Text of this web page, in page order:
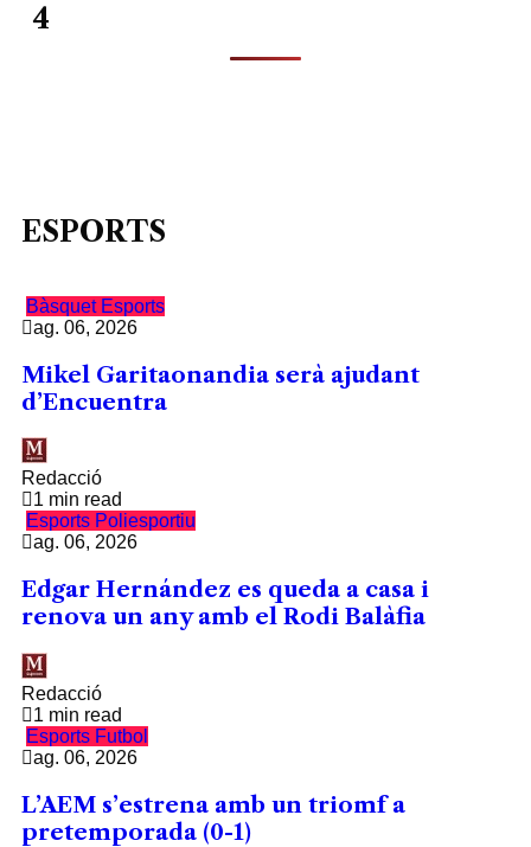
4
ESPORTS
Bàsquet Esports
ag. 06, 2026
Mikel Garitaonandia serà ajudant
d’Encuentra
Redacció
1 min read
Esports Poliesportiu
ag. 06, 2026
Edgar Hernández es queda a casa i
renova un any amb el Rodi Balàfia
Redacció
1 min read
Esports Futbol
ag. 06, 2026
L’AEM s’estrena amb un triomf a
pretemporada (0-1)